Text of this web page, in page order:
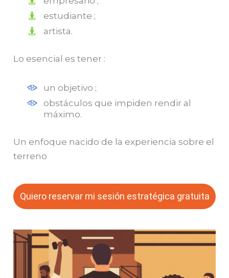
estudiante ;
artista.
Lo esencial es tener :
un objetivo ;
obstáculos que impiden rendir al
máximo.
Un enfoque nacido de la experiencia sobre el
terreno
Quiero reservar mi sesión estratégica gratuita